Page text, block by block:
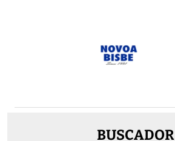
BUSCADOR